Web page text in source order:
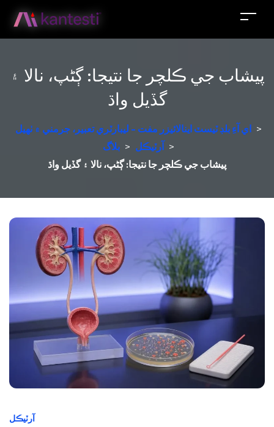
پيشاب جي ڪلچر جا نتيجا: ڳڻپ، نالا ۽
گڏيل واڌ
اي آءِ بلڊ ٽيسٽ اينالائيزر مفت - ليبارٽري تعبير، جرمني ۾ ٺهيل >
بلاگ > آرٽيڪل >
پيشاب جي ڪلچر جا نتيجا: ڳڻپ، نالا ۽ گڏيل واڌ
آرٽيڪل